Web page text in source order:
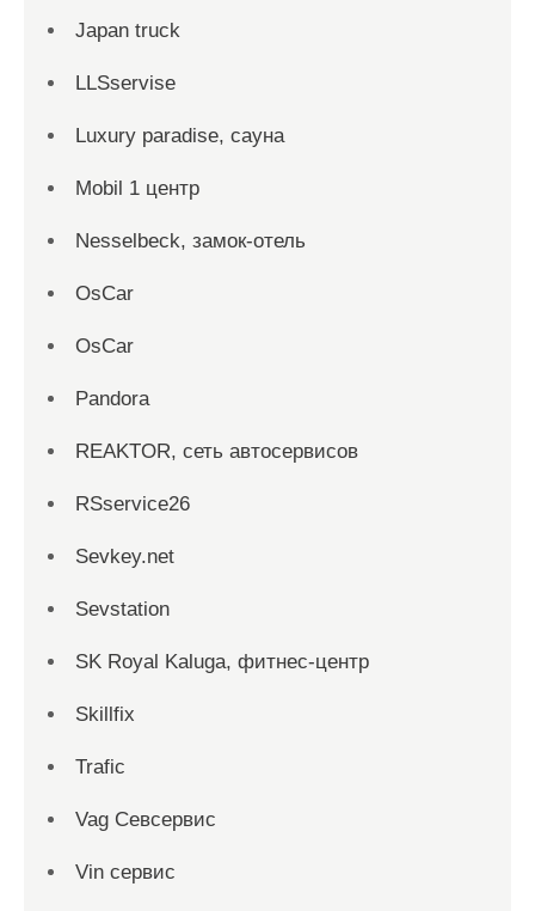
Japan truck
LLSservise
Luxury paradise, сауна
Mobil 1 центр
Nesselbeck, замок-отель
OsCar
OsCar
Pandora
REAKTOR, сеть автосервисов
RSservice26
Sevkey.net
Sevstation
SK Royal Kaluga, фитнес-центр
Skillfix
Trafic
Vag Севсервис
Vin сервис